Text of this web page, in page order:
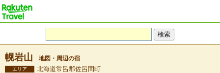
幌岩山 地図・周辺の宿
エリア 北海道常呂郡佐呂間町